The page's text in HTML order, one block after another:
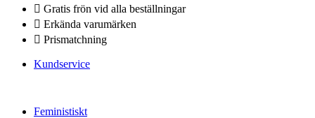
Gratis frön vid alla beställningar
Erkända varumärken
Prismatchning
Kundservice
Feministiskt